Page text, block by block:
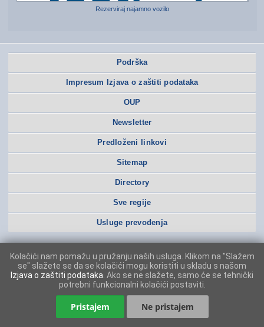
Rezerviraj najamno vozilo
Podrška
Impresum Izjava o zaštiti podataka
OUP
Newsletter
Predloženi linkovi
Sitemap
Directory
Sve regije
Usluge prevođenja
Kolačići nam pomažu u pružanju naših usluga. Klikom na "Slažem
se" slažete se da se kolačići mogu koristiti u skladu s našom
Izjava o zaštiti podataka . Ako se ne slažete, samo će se tehnički
potrebni funkcionalni kolačići postaviti.